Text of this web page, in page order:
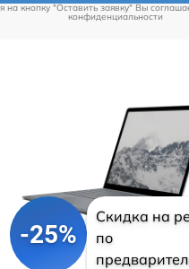
на кнопку "Оставить заявку" Вы
конфиденциальности
-25%
Скидка на
по